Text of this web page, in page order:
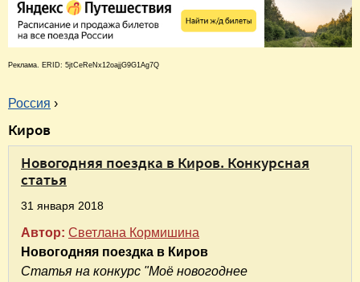
Реклама. ERID: 5jtCeReNx12oajjG9G1Ag7Q
В
ы
Россия ›
Киров
Новогодняя поездка в Киров. Конкурсная
статья
31 января 2018
Автор: Светлана Кормишина
Новогодняя поездка в Киров
Статья на конкурс "Моё новогоднее